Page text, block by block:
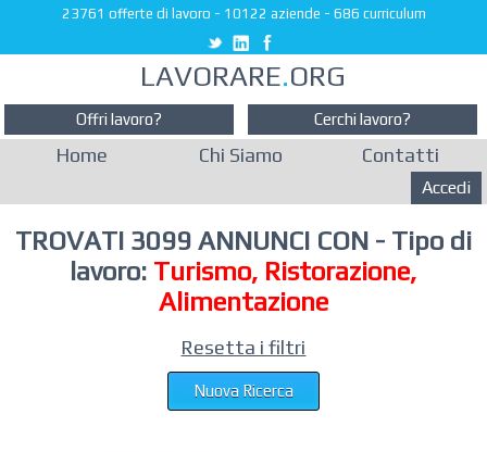
23761 offerte di lavoro - 10122 aziende - 686 curriculum
LAVORARE.ORG
Offri lavoro? Cerchi lavoro?
Home Chi Siamo Contatti
Accedi
TROVATI 3099 ANNUNCI CON - Tipo di
lavoro: Turismo, Ristorazione,
Alimentazione
Resetta i filtri
Nuova Ricerca